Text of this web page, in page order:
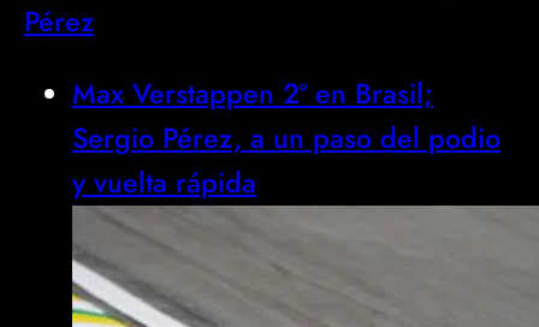
Pérez
Max Verstappen 2º en Brasil;
Sergio Pérez, a un paso del podio
y vuelta rápida